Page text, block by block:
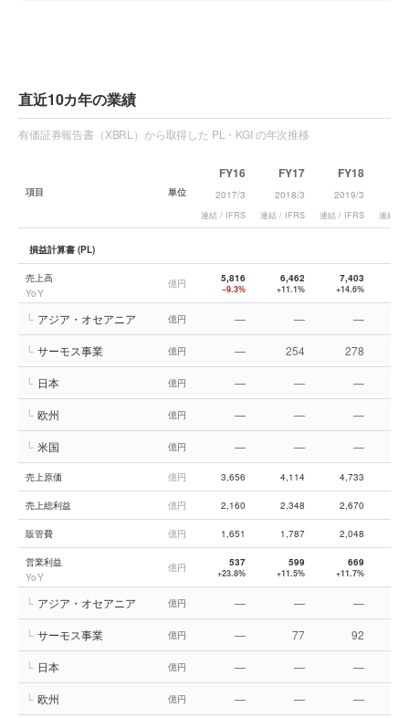
直近10カ年の業績
有価証券報告書（XBRL）から取得した PL・KGI の年次推移
項目 単位
FY16
2017/3
連結 / IFRS
FY17
2018/3
連結 / IFRS
FY18
2019/3
連結 / IFRS 連結 /
損益計算書 (PL)
売上高
YoY
億円 5,816
−9.3%
6,462
+11.1%
7,403
+14.6%
└ アジア・オセアニア 億円 — — —
└ サーモス事業 億円 — 254 278
└ 日本 億円 — — —
└ 欧州 億円 — — —
└ 米国 億円 — — —
売上原価 億円 3,656 4,114 4,733
売上総利益 億円 2,160 2,348 2,670
販管費 億円 1,651 1,787 2,048
営業利益
YoY
億円 537
+23.8%
599
+11.5%
669
+11.7%
└ アジア・オセアニア 億円 — — —
└ サーモス事業 億円 — 77 92
└ 日本 億円 — — —
└ 欧州 億円 — — —